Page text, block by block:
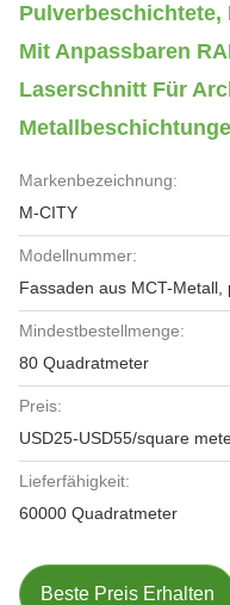
Mit Anpassbaren
Laserschnitt Für
Markenbezeichnung:
M-CITY
Modellnummer:
Fassaden aus MCT-Metall,
Mindestbestellmenge:
80 Quadratmeter
Preis:
USD25-USD55/square
Lieferfähigkeit:
60000 Quadratmeter
Beste Preis Erhalten